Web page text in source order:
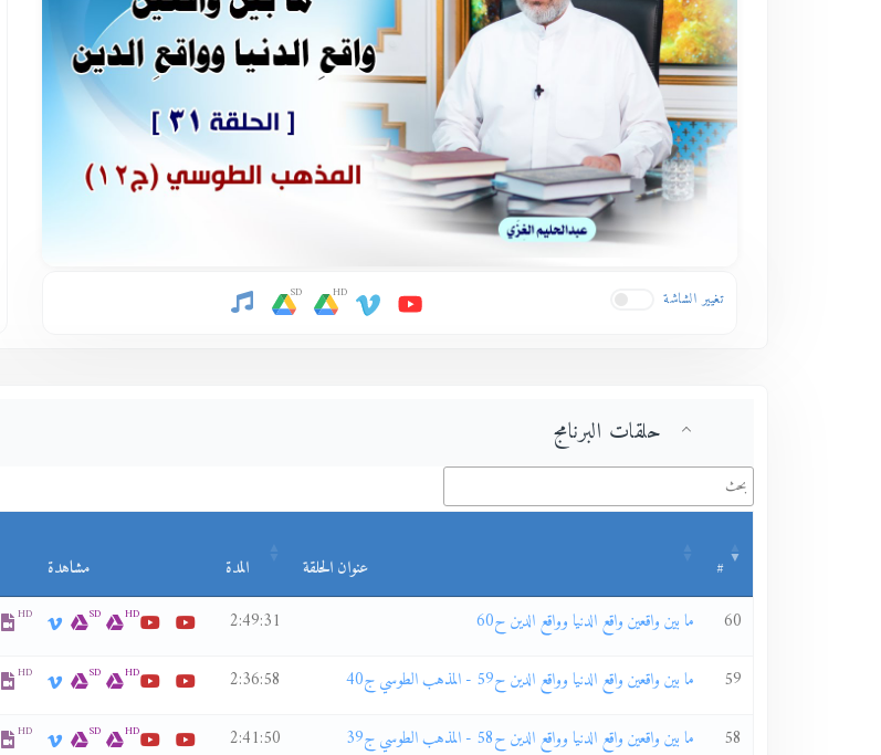
تغيير الشاشة HD
SD
حلقات البرنامج
# عنوان الحلقة المدة مشاهدة
60
ما بين واقعين واقع الدنيا وواقع الدين ح60 2:49:31
HD
SD
HD
59
ما بين واقعين واقع الدنيا وواقع الدين ح59 - المذهب الطوسي ج40 2:36:58
HD
SD
HD
58
ما بين واقعين واقع الدنيا وواقع الدين ح58 - المذهب الطوسي ج39 2:41:50
HD
SD
HD